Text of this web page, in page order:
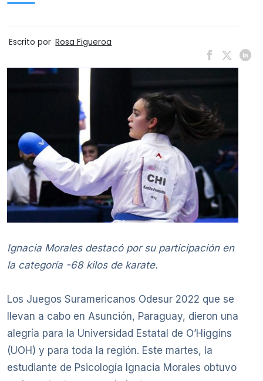
Escrito por Rosa Figueroa
Ignacia Morales destacó por su participación en
la categoría -68 kilos de karate.
Los Juegos Suramericanos Odesur 2022 que se
llevan a cabo en Asunción, Paraguay, dieron una
alegría para la Universidad Estatal de O’Higgins
(UOH) y para toda la región. Este martes, la
estudiante de Psicología Ignacia Morales obtuvo